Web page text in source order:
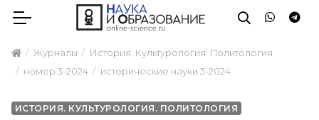
Журналы
История. Культурология. Политология
номер 3-2024
исторические науки 3-2024
ИСТОРИЯ. КУЛЬТУРОЛОГИЯ. ПОЛИТОЛОГИЯ